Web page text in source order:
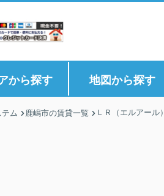
から探す 地図から探す
ム 鹿嶋市の賃貸一覧 ＬＲ（エルアール）